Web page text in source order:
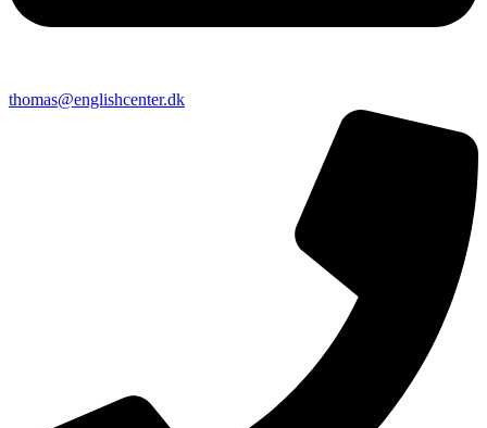
thomas@englishcenter.dk